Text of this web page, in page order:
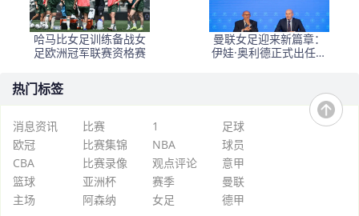
哈马比女足训练备战女
足欧洲冠军联赛资格赛
曼联女足迎来新篇章：
伊娃·奥利德正式出任主
热门标签
消息资讯 比赛 1
足球
欧冠
比赛集锦 NBA
球员
CBA
比赛录像 观点评论
意甲
篮球
亚洲杯 赛季
曼联
主场
阿森纳 女足 德甲